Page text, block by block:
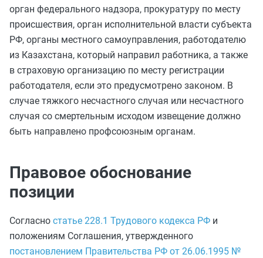
орган федерального надзора, прокуратуру по месту
происшествия, орган исполнительной власти субъекта
РФ, органы местного самоуправления, работодателю
из Казахстана, который направил работника, а также
в страховую организацию по месту регистрации
работодателя, если это предусмотрено законом. В
случае тяжкого несчастного случая или несчастного
случая со смертельным исходом извещение должно
быть направлено профсоюзным органам.
Правовое обоснование
позиции
Согласно статье 228.1 Трудового кодекса РФ и
положениям Соглашения, утвержденного
постановлением Правительства РФ от 26.06.1995 №